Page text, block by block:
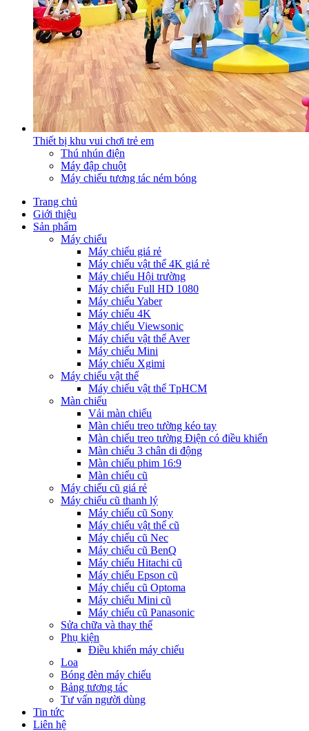
Thiết bị khu vui chơi trẻ em
Thú nhún điện
Máy đập chuột
Máy chiếu tương tác ném bóng
Trang chủ
Giới thiệu
Sản phẩm
Máy chiếu
Máy chiếu giá rẻ
Máy chiếu vật thể 4K giá rẻ
Máy chiếu Hội trường
Máy chiếu Full HD 1080
Máy chiếu Yaber
Máy chiếu 4K
Máy chiếu Viewsonic
Máy chiếu vật thể Aver
Máy chiếu Mini
Máy chiếu Xgimi
Máy chiếu vật thể
Máy chiếu vật thể TpHCM
Màn chiếu
Vải màn chiếu
Màn chiếu treo tường kéo tay
Màn chiếu treo tường Điện có điều khiển
Màn chiếu 3 chân di động
Màn chiếu phim 16:9
Màn chiếu cũ
Máy chiếu cũ giá rẻ
Máy chiếu cũ thanh lý
Máy chiếu cũ Sony
Máy chiếu vật thể cũ
Máy chiếu cũ Nec
Máy chiếu cũ BenQ
Máy chiếu Hitachi cũ
Máy chiếu Epson cũ
Máy chiếu cũ Optoma
Máy chiếu Mini cũ
Máy chiếu cũ Panasonic
Sửa chữa và thay thế
Phụ kiện
Điều khiển máy chiếu
Loa
Bóng đèn máy chiếu
Bảng tương tác
Tư vấn người dùng
Tin tức
Liên hệ